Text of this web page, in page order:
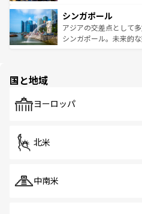
参照してほしい。
激する。気候は一年中
が待っている。親しみ
た文化、そして多様な
み、どこを訪れても感
ており、効率よく見ど
うな絶景から文化的な
シンガポール
アジアの交差点として
シンガポール。未来的
で、ホーカーズは地元
国と地域
ヨーロッパ
北米
中南米